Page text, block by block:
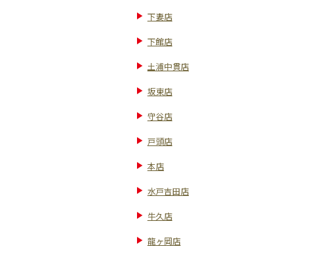
下妻店
下館店
土浦中貫店
坂東店
守谷店
戸頭店
本店
水戸吉田店
牛久店
龍ヶ岡店